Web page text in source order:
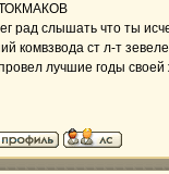
рад слышать что ты
комвзвода ст л-т
лучшие годы своей